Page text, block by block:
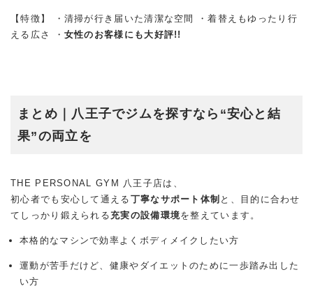
【特徴】 ・清掃が行き届いた清潔な空間 ・着替えもゆったり行
える広さ ・ 女性のお客様にも大好評!!
まとめ｜八王子でジムを探すなら“安心と結
果”の両立を
THE PERSONAL GYM 八王子店は、
初心者でも安心して通える 丁寧なサポート体制 と、目的に合わせ
てしっかり鍛えられる充実の設備環境を整えています。
本格的なマシンで効率よくボディメイクしたい方
運動が苦手だけど、健康やダイエットのために一歩踏み出した
い方